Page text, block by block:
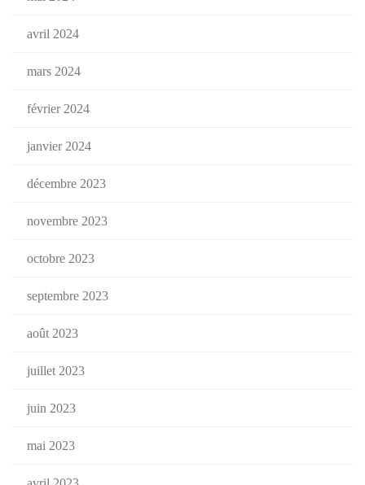
avril 2024
mars 2024
février 2024
janvier 2024
décembre 2023
novembre 2023
octobre 2023
septembre 2023
août 2023
juillet 2023
juin 2023
mai 2023